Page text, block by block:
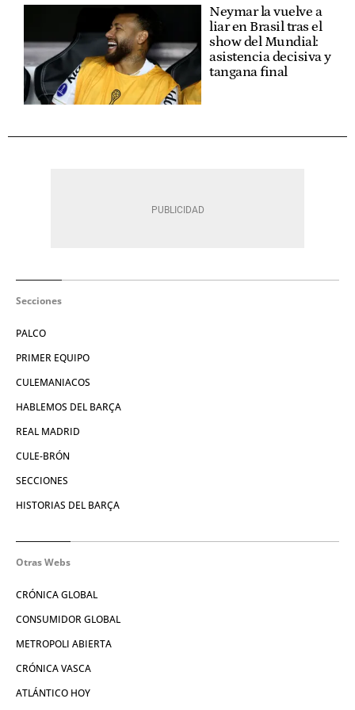
Neymar la vuelve a
liar en Brasil tras el
show del Mundial:
asistencia decisiva y
tangana final
Secciones
PALCO
PRIMER EQUIPO
CULEMANIACOS
HABLEMOS DEL BARÇA
REAL MADRID
CULE-BRÓN
SECCIONES
HISTORIAS DEL BARÇA
Otras Webs
CRÓNICA GLOBAL
CONSUMIDOR GLOBAL
METROPOLI ABIERTA
CRÓNICA VASCA
ATLÁNTICO HOY